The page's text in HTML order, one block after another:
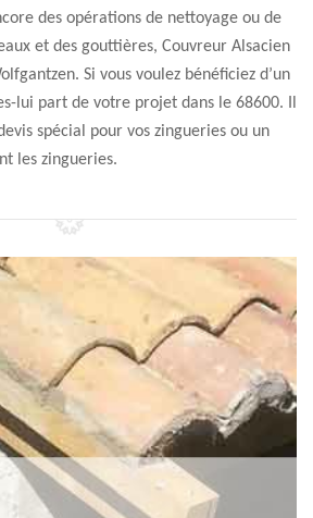
des opérations de nettoyage ou de
et des gouttières, Couvreur Alsacien
Si vous voulez bénéficiez d’un
lui part de votre projet dans le 68600. Il
spécial pour vos zingueries ou un
les zingueries.